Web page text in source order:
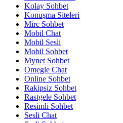
Kolay Sohbet
Konuşma Siteleri
Mirc Sohbet
Mobil Chat
Mobil Sesli
Mobil Sohbet
Mynet Sohbet
Omegle Chat
Online Sohbet
Rakipsiz Sohbet
Rastgele Sohbet
Resimli Sohbet
Sesli Chat